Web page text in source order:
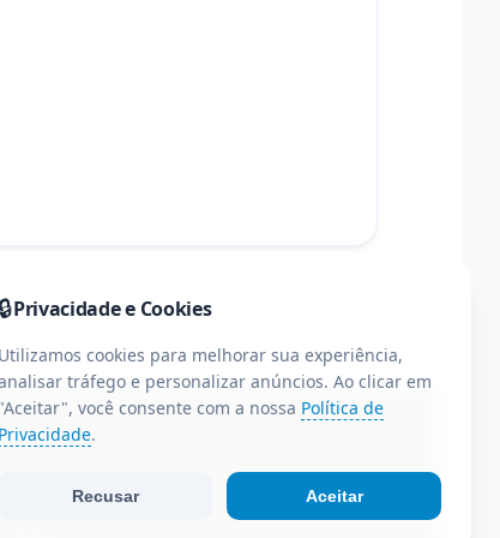
🔒Privacidade e Cookies
Utilizamos cookies para melhorar sua experiência,
tráfego e personalizar anúncios. Ao clicar em
"Aceitar", você consente com a nossa Política de
Privacidade.
Recusar Aceitar